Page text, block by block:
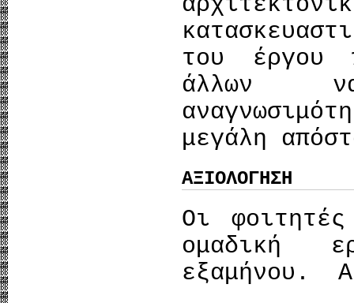
του έργου
άλλων
μεγάλη
ΑΞΙΟΛΟΓΗΣΗ
Οι
ομαδική
εξαμήνου.